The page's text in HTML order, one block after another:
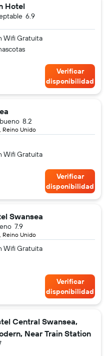
Hotel
6.9
Wifi Gratuita
Verificar
disponibilidad
Reino Unido
8.2
Wifi Gratuita
Verificar
disponibilidad
Swansea
Reino Unido
7.9
Wifi Gratuita
Verificar
disponibilidad
Central Swansea,
Near Train Station